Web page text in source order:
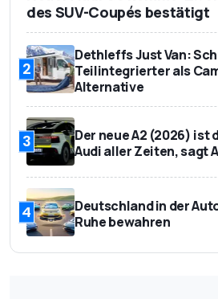
des SUV-Coupés bestätigt
2
Dethleffs Just Van:
Teilintegrierter als
Alternative
3
Der neue A2 (2026)
Audi aller Zeiten, sagt
4
Deutschland in der
Ruhe bewahren